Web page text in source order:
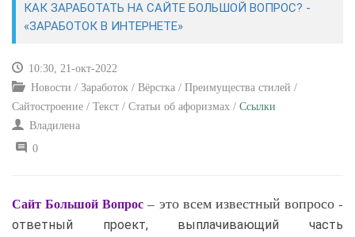
РЕМОНТ И СОВЕТЫ
ИНТЕРНЕТ И СВЯЗЬ
УЧЕБНИК CSS
КАК ЗАРАБОТАТЬ НА САЙТЕ БОЛЬШОЙ ВОПРОС? -
«ЗАРАБОТОК В ИНТЕРНЕТЕ»
10:30, 21-окт-2022
Новости / Заработок / Вёрстка / Преимущества стилей /
Сайтостроение / Текст / Статьи об афоризмах / Ссылки
Владилена
0
Сайт Большой Вопрос – это всем известный вопросо -
ответный проект, выплачивающий часть